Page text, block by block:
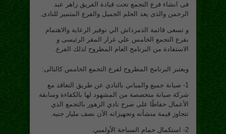
فى انشاء فرع التجمع تحت قيادة الفريق زاهر عبد
الرحمن والذى يعد الحلم الجميل والفرع المتميز للنادى.
و تسعى قائمة الدمرداش الي توفير الرعاية والاهتمام
بفرع التجمع الخامس علي غرار المقر الرئيسى و
الاستفادة من البرنامج العام المطروح لذلك الفرع.
ويعتبر البرنامج المطروح لفرع التجمع الخامس كالتالى:
1- صيانة جميع والمباني بالنادي عن طریق التعاقد مع
شركة صیانة متخصصة من المشهود لها بالكفاءة وسابقة
الأعمال حفاظًا على صرح نادي الزهور بالتجمع الذي
تتجاوز قیمة منشأته وتجهیزاته الآن نصف ملیار جنیه.
2- استكمال حمام السباحة الأولمبي.